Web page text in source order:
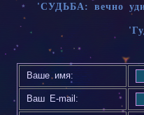
'СУДЬБА: вечно
Ваше имя:
Ваш E-mail: